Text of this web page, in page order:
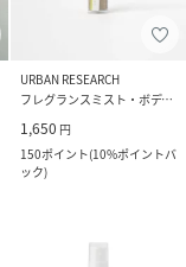
URBAN RESEARCH
フレグランスミスト・ボディミスト
1,650 円
150ポイント(10%ポイントバ
ック)